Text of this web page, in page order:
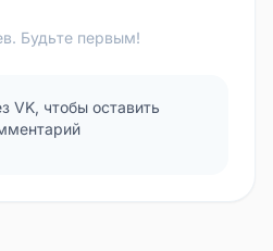
Будьте первым!
VK, чтобы оставить